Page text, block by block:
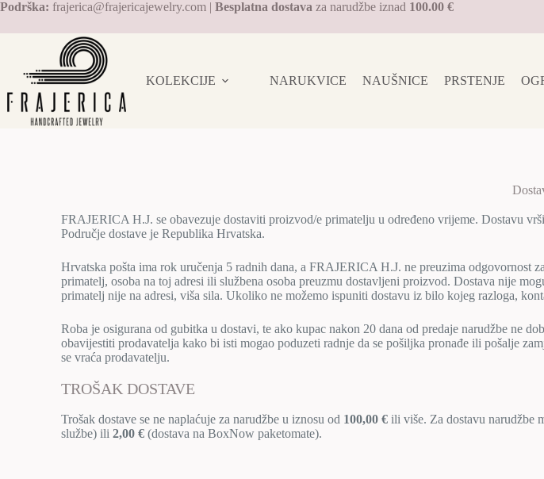
Podrška: frajerica@frajericajewelry.com | Besplatna dostava za narudžbe iznad 100.00 €
KOLEKCIJE NARUKVICE NAUŠNICE PRSTENJE
FRAJERICA H.J. se obavezuje dostaviti proizvod/e primatelju u određeno vrijeme. Dostavu
Područje dostave je Republika Hrvatska.
Hrvatska pošta ima rok uručenja 5 radnih dana, a FRAJERICA H.J. ne preuzima odgovornost
primatelj, osoba na toj adresi ili službena osoba preuzmu dostavljeni proizvod. Dostava nije
primatelj nije na adresi, viša sila. Ukoliko ne možemo ispuniti dostavu iz bilo kojeg razloga,
Roba je osigurana od gubitka u dostavi, te ako kupac nakon 20 dana od predaje narudžbe ne
obavijestiti prodavatelja kako bi isti mogao poduzeti radnje da se pošiljka pronađe ili pošalje
se vraća prodavatelju.
TROŠAK DOSTAVE
Trošak dostave se ne naplaćuje za narudžbe u iznosu od 100,00 € ili više. Za dostavu narudžbe
službe) ili2,00 € (dostava na BoxNow paketomate).